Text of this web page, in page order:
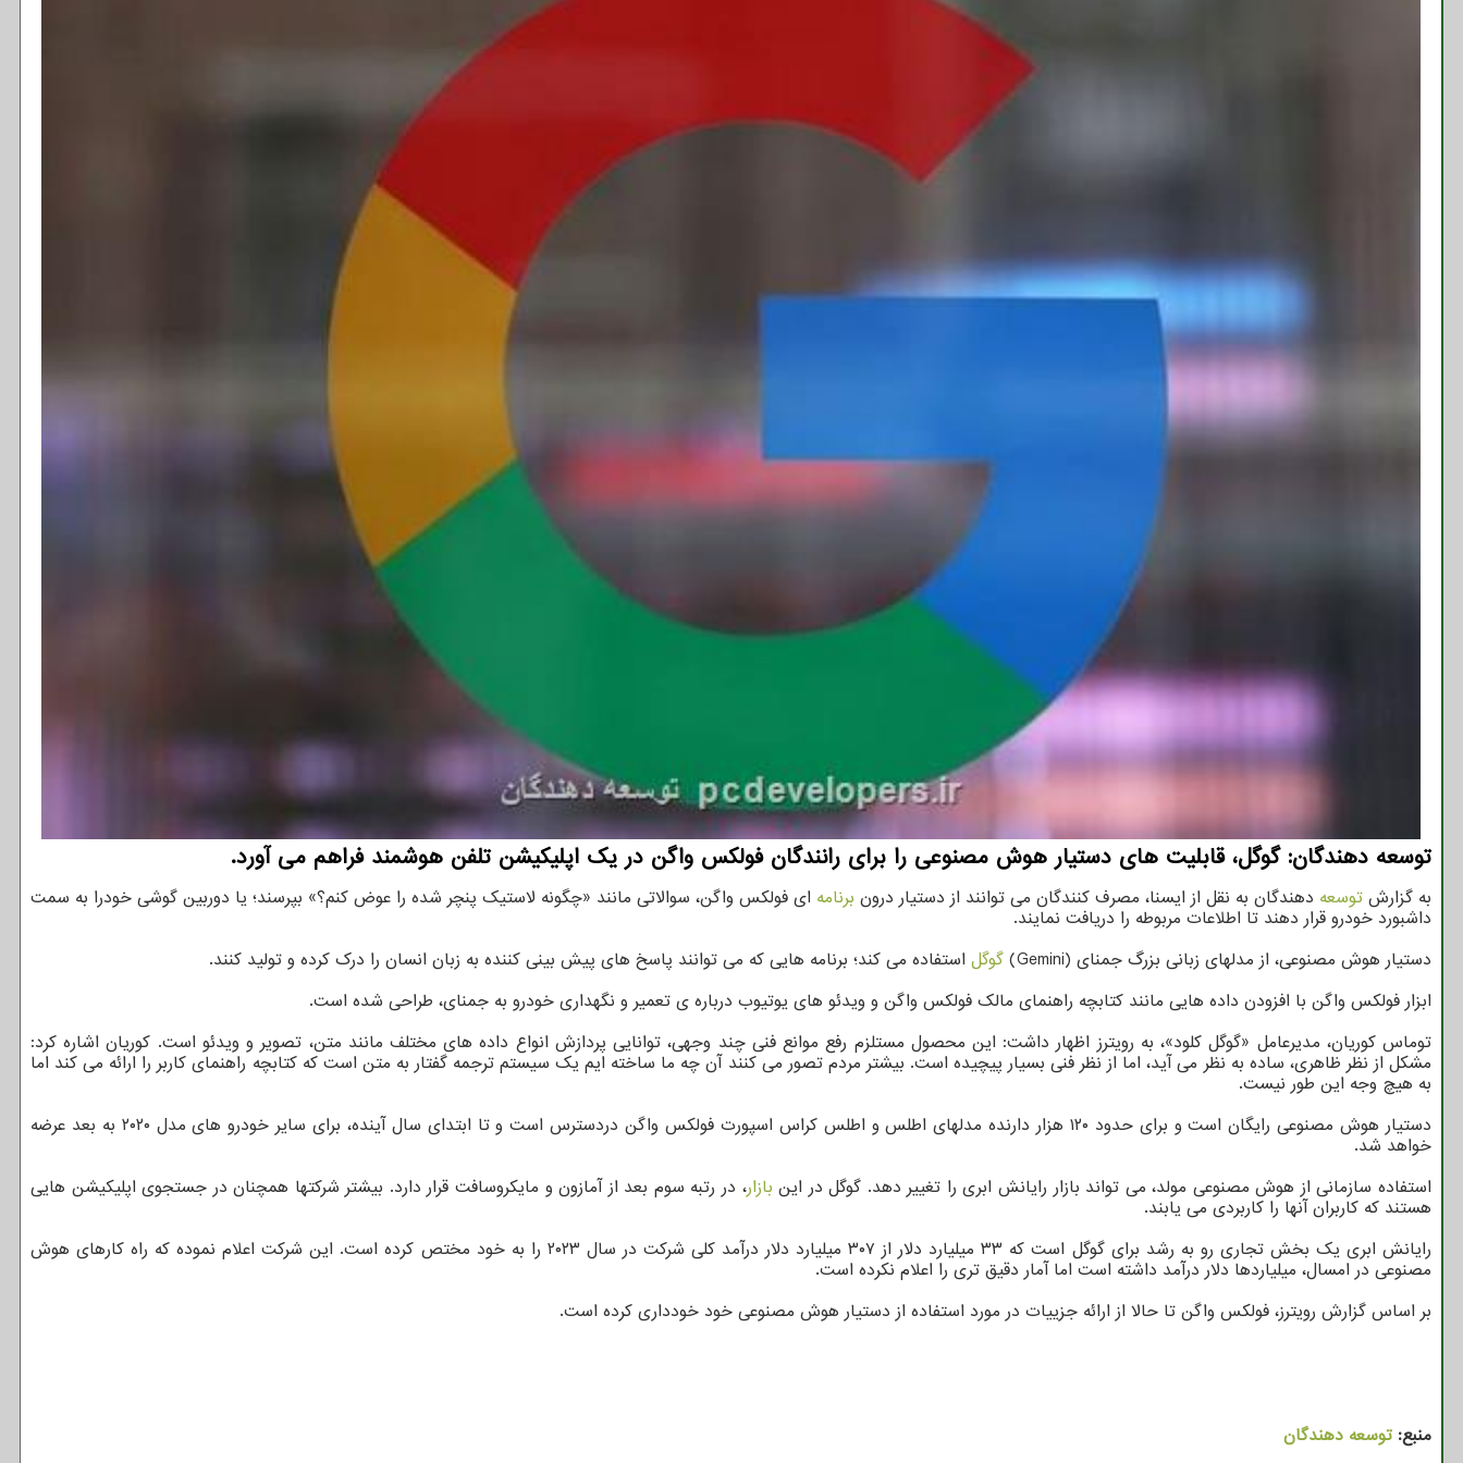
توسعه دهندگان: گوگل، قابلیت های دستیار هوش مصنوعی را برای رانندگان فولکس واگن در یک اپلیکیشن تلفن هوشمند فراهم می آورد.
به گزارش توسعه دهندگان به نقل از ایسنا، مصرف کنندگان می توانند از دستیار درون برنامه ای فولکس واگن، سوالاتی مانند «چگونه لاستیک پنچر شده را عوض کنم؟» بپرسند؛ یا دوربین گوشی خودرا به سمت
داشبورد خودرو قرار دهند تا اطلاعات مربوطه را دریافت نمایند.
دستیار هوش مصنوعی، از مدلهای زبانی بزرگ جمنای (Gemini)
گوگل استفاده می کند؛ برنامه هایی که می توانند پاسخ های پیش بینی کننده به زبان انسان را درک کرده و تولید کنند.
ابزار فولکس واگن با افزودن داده هایی مانند کتابچه راهنمای مالک فولکس واگن و ویدئو های یوتیوب درباره ی تعمیر و نگهداری خودرو به جمنای، طراحی شده است.
توماس کوریان، مدیرعامل «گوگل کلود»، به رویترز اظهار داشت: این محصول مستلزم رفع موانع فنی چند وجهی، توانایی پردازش انواع داده های مختلف مانند متن، تصویر و ویدئو است. کوریان اشاره کرد:
مشکل از نظر ظاهری، ساده به نظر می آید، اما از نظر فنی بسیار پیچیده است. بیشتر مردم تصور می کنند آن چه ما ساخته ایم یک سیستم ترجمه گفتار به متن است که کتابچه راهنمای کاربر را ارائه می کند اما
به هیچ وجه این طور نیست.
دستیار هوش مصنوعی رایگان است و برای حدود ۱۲۰ هزار دارنده مدلهای اطلس و اطلس کراس اسپورت فولکس واگن دردسترس است و تا ابتدای سال آینده، برای سایر خودرو های مدل ۲۰۲۰ به بعد عرضه
خواهد شد.
استفاده سازمانی از هوش مصنوعی مولد، می تواند بازار رایانش ابری را تغییر دهد. گوگل در این بازار، در رتبه سوم بعد از آمازون و مایکروسافت قرار دارد. بیشتر شرکتها همچنان در جستجوی اپلیکیشن هایی
هستند که کاربران آنها را کاربردی می یابند.
رایانش ابری یک بخش تجاری رو به رشد برای گوگل است که ۳۳ میلیارد دلار از ۳۰۷ میلیارد دلار درآمد کلی شرکت در سال ۲۰۲۳ را به خود مختص کرده است. این شرکت اعلام نموده که راه کارهای هوش
مصنوعی در امسال، میلیاردها دلار درآمد داشته است اما آمار دقیق تری را اعلام نکرده است.
بر اساس گزارش رویترز، فولکس واگن تا حالا از ارائه جزییات در مورد استفاده از دستیار هوش مصنوعی خود خودداری کرده است.
منبع: توسعه دهندگان